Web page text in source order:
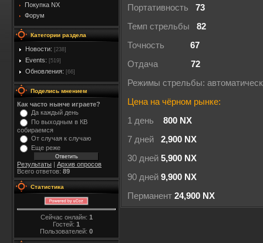
Покупка NX
Форум
Категории раздела
Новости: [238]
Events: [519]
Обновления: [66]
Поделись мнением
Как часто нынче играете?
Да каждый день
По выходным в КВ
собираемся
От случая к случаю
Еще реже
Результаты | Архив опросов
Всего ответов: 89
Статистика
Сейчас онлайн: 1
Гостей: 1
Пользователей: 0
Портативность 73
Темп стрельбы 82
Точность 67
Отдача 72
Режимы стрельбы:
Цена на чёрном рынке:
1 день
800 NX
7 дней 2,900 NX
30 дней 5,900 NX
90 дней 9,900 NX
Перманент 24,900 NX